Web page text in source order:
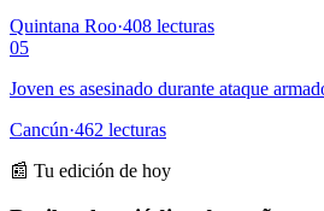
Quintana Roo·408 lecturas
05
Joven es asesinado durante ataque
Cancún·462 lecturas
📰 Tu edición de hoy